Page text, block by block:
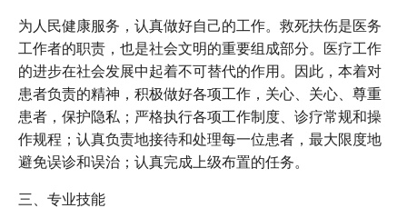
为人民健康服务，认真做好自己的工作。救死扶伤是医务
工作者的职责，也是社会文明的重要组成部分。医疗工作
的进步在社会发展中起着不可替代的作用。因此，本着对
患者负责的精神，积极做好各项工作，关心、关心、尊重
患者，保护隐私；严格执行各项工作制度、诊疗常规和操
作规程；认真负责地接待和处理每一位患者，最大限度地
避免误诊和误治；认真完成上级布置的任务。
三、专业技能